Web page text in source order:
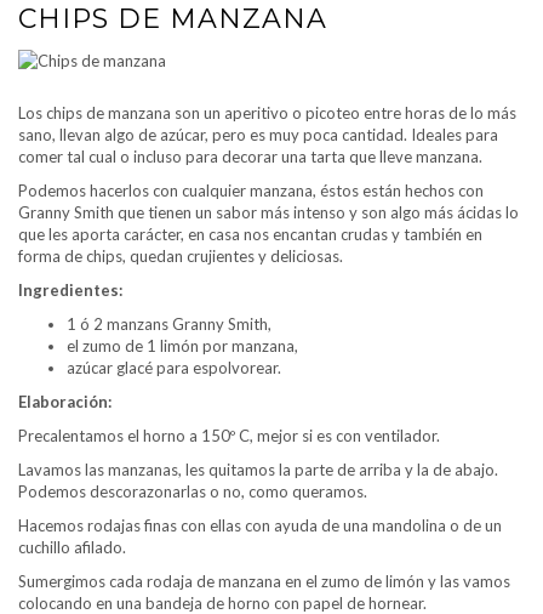
CHIPS DE MANZANA
Los chips de manzana son un aperitivo o picoteo entre horas de lo más
sano, llevan algo de azúcar, pero es muy poca cantidad. Ideales para
comer tal cual o incluso para decorar una tarta que lleve manzana.
Podemos hacerlos con cualquier manzana, éstos están hechos con
Granny Smith que tienen un sabor más intenso y son algo más ácidas lo
que les aporta carácter, en casa nos encantan crudas y también en
forma de chips, quedan crujientes y deliciosas.
Ingredientes:
1 ó 2 manzans Granny Smith,
el zumo de 1 limón por manzana,
azúcar glacé para espolvorear.
Elaboración:
Precalentamos el horno a 150º C, mejor si es con ventilador.
Lavamos las manzanas, les quitamos la parte de arriba y la de abajo.
Podemos descorazonarlas o no, como queramos.
Hacemos rodajas finas con ellas con ayuda de una mandolina o de un
cuchillo afilado.
Sumergimos cada rodaja de manzana en el zumo de limón y las vamos
colocando en una bandeja de horno con papel de hornear.